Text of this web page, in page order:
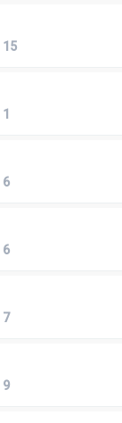
15
1
6
6
7
9